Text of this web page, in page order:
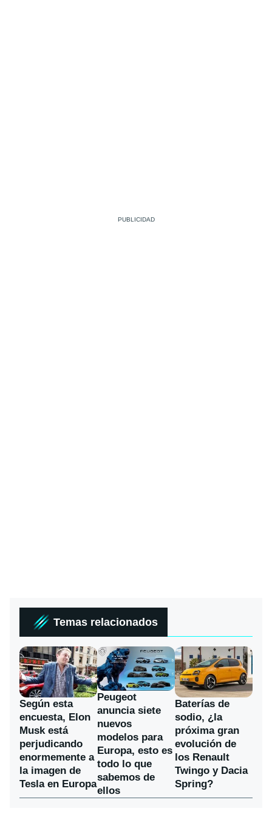
Temas relacionados
Según esta
encuesta, Elon
Musk está
perjudicando
enormemente a
la imagen de
Tesla en Europa
Peugeot
anuncia siete
nuevos
modelos para
Europa, esto es
todo lo que
sabemos de
ellos
Baterías de
sodio, ¿la
próxima gran
evolución de
los Renault
Twingo y Dacia
Spring?